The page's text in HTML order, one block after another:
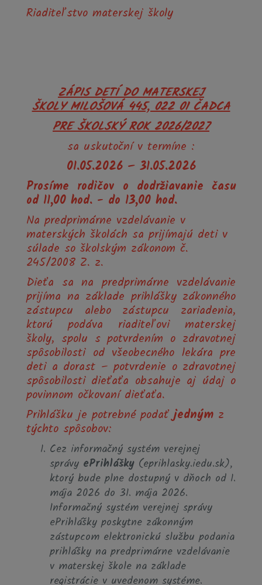
Riaditeľstvo materskej školy
ZÁPIS DETÍ DO MATERSKEJ
ŠKOLY MILOŠOVÁ 445, 022 01 ČADCA
PRE ŠKOLSKÝ ROK 2026/2027
sa uskutoční v termíne :
01.05.2026 – 31.05.2026
Prosíme rodičov o dodržiavanie času
od 11,00 hod. - do 13,00 hod.
Na predprimárne vzdelávanie v
materských školách sa prijímajú deti v
súlade so školským zákonom č.
245/2008 Z. z.
Dieťa sa na predprimárne vzdelávanie
prijíma na základe prihlášky zákonného
zástupcu alebo zástupcu zariadenia,
ktorú podáva riaditeľovi materskej
školy, spolu s potvrdením o zdravotnej
spôsobilosti od všeobecného lekára pre
deti a dorast – potvrdenie o zdravotnej
spôsobilosti dieťaťa obsahuje aj údaj o
povinnom očkovaní dieťaťa.
Prihlášku je potrebné podaťjedným z
týchto spôsobov:
Cez informačný systém verejnej
správy ePrihlášky (eprihlasky.iedu.sk),
ktorý bude plne dostupný v dňoch od 1.
mája 2026 do 31. mája 2026.
Informačný systém verejnej správy
ePrihlášky poskytne zákonným
zástupcom elektronickú službu podania
prihlášky na predprimárne vzdelávanie
v materskej škole na základe
registrácie v uvedenom systéme.